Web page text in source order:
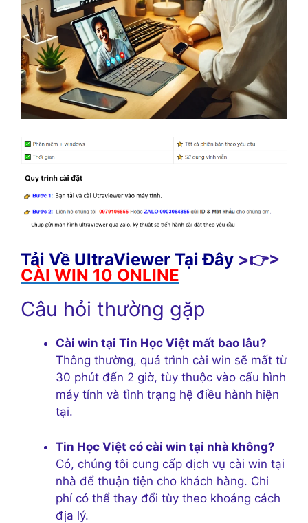
Tải Về UltraViewer Tại Đây >👉>
CÀI WIN 10 ONLINE
Câu hỏi thường gặp
Cài win tại Tin Học Việt mất bao lâu?
Thông thường, quá trình cài win sẽ mất từ
30 phút đến 2 giờ, tùy thuộc vào cấu hình
máy tính và tình trạng hệ điều hành hiện
tại.
Tin Học Việt có cài win tại nhà không?
Có, chúng tôi cung cấp dịch vụ cài win tại
nhà để thuận tiện cho khách hàng. Chi
phí có thể thay đổi tùy theo khoảng cách
địa lý.